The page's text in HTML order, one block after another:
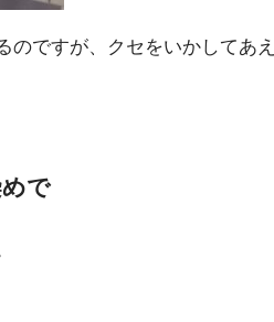
のですが、クセをいかしてあえ
で